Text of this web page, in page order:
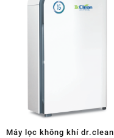
Máy lọc không khí dr.clean